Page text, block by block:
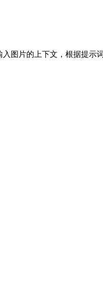
图片的上下文，根据提示